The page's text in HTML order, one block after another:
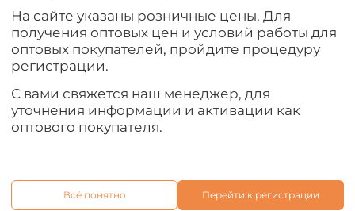
Osprey DF (2000, 6BB,
мет. шпуля)
1 070₽
В корзину
Osprey DF (4000, 6BB,
мет. шпуля)
В корзину
На сайте указаны розничные цены. Для
получения оптовых цен и условий работы для
оптовых покупателей, пройдите процедуру
регистрации.
С вами свяжется наш менеджер, для
уточнения информации и активации как
оптового покупателя.
Всё понятно Перейти к регистрации